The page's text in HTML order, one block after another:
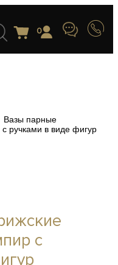
0
Вазы парные
ручками в виде фигур
с